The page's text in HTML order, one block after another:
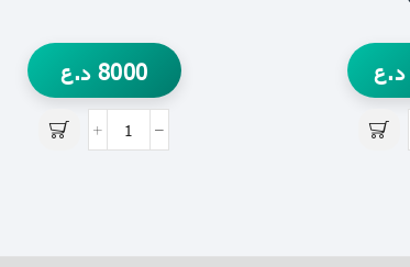
د.ع 8000 د.ع